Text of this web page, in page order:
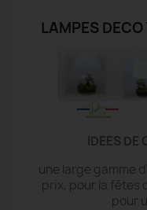
LAMPES
IDEES DE
une large gamme
prix, pour la fêtes
pour